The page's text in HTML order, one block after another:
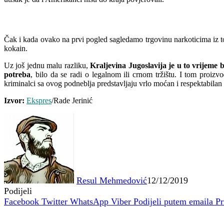
Čak i kada ovako na prvi pogled sagledamo trgovinu narkoticima iz
kokain.
Uz još jednu malu razliku,Kraljevina Jugoslavija je u to vrijeme
potreba, bilo da se radi o legalnom ili crnom tržištu. I tom
kriminalci sa ovog podneblja predstavljaju vrlo moćan i
Izvor: Ekspres/Rade Jerinić
Resul Mehmedović12/12/2019
Podijeli
Facebook Twitter WhatsApp Viber Podijeli putem emaila